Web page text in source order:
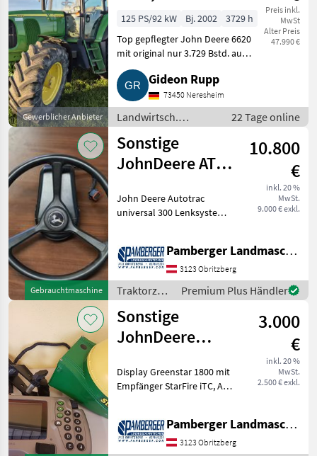
Gewerblicher Anbieter
Bstd., inkl. 19 %
Preis inkl.
MwSt
Alter Preis
47.990 €
125 PS/92 kW Bj. 2002
3729 h
Top gepflegter John Deere 6620
mit original nur 3.729 Bstd. aus
Nebenerwerb (Hobby).
Hervorragender technischer
und optischer Zustand, sofort
einsatzbereit. Preis zz
Gideon Rupp
73450 Neresheim
Landwirtsch.
Motorfahrzeuge /
Transporter und
Motorkarren
22 Tage online
Gebrauchtmaschine
Sonstige
JohnDeere ATU
6000
10.800
€
inkl. 20 %
MwSt.
9.000 € exkl.
John Deere Autotrac
universal 300 Lenksystem,
Signalgenauigkeit, John
Deere 4640 Monitor (26 cm
Bildschirmgrösse), A
Pamberger Landmaschinentechnik GmbH
3123 Obritzberg
Traktorzubehör
/ Sonstige
Premium Plus Händler
Sonstige
JohnDeere
mit StarFire iTC
3.000
€
inkl. 20 %
MwSt.
2.500 € exkl.
Display Greenstar 1800 mit
Empfänger StarFire iTC, A-
Spurführung/GPS
Pamberger Landmaschinentechnik GmbH
3123 Obritzberg